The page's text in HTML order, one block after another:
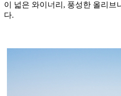
이 넓은 와이너리, 풍성한 올리브
다.